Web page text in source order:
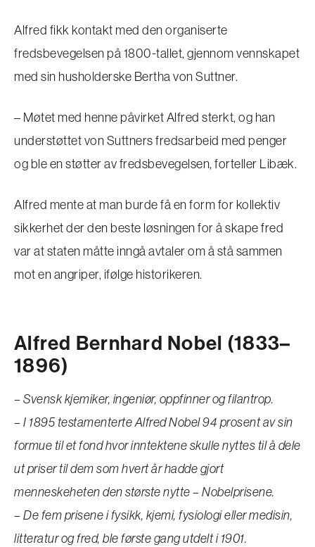
Alfred fikk kontakt med den organiserte
fredsbevegelsen på 1800-tallet, gjennom vennskapet
med sin husholderske Bertha von Suttner.
– Møtet med henne påvirket Alfred sterkt, og han
understøttet von Suttners fredsarbeid med penger
og ble en støtter av fredsbevegelsen, forteller Libæk.
Alfred mente at man burde få en form for kollektiv
sikkerhet der den beste løsningen for å skape fred
var at staten måtte inngå avtaler om å stå sammen
mot en angriper, ifølge historikeren.
Alfred Bernhard Nobel (1833–
1896)
– Svensk kjemiker, ingeniør, oppfinner og filantrop.
– I 1895 testamenterte Alfred Nobel 94 prosent av sin
formue til et fond hvor inntektene skulle nyttes til å dele
ut priser til dem som hvert år hadde gjort
menneskeheten den største nytte – Nobelprisene.
– De fem prisene i fysikk, kjemi, fysiologi eller medisin,
litteratur og fred, ble første gang utdelt i 1901.